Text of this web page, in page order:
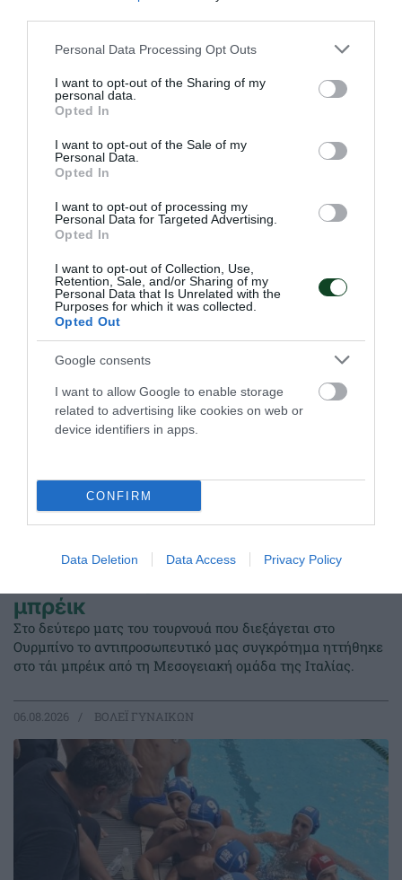
Please note that this website/app uses one or more Google
not limited to your visit or usage behaviour. You may click to
grant or deny consent to Google and its third-party tags to
use your data for below specified purposes in below Google
consent section.
Personal Data Processing Opt Outs
I want to opt-out of the Sharing of my
personal data.
Opted In
I want to opt-out of the Sale of my
Personal Data.
Opted In
I want to opt-out of processing my
Personal Data for Targeted Advertising.
Opted In
I want to opt-out of Collection, Use,
Retention, Sale, and/or Sharing of my
Personal Data that Is Unrelated with the
Purposes for which it was collected.
Opted Out
Google consents
I want to allow Google to enable storage
related to advertising like cookies on web or
device identifiers in apps.
CONFIRM
Data Deletion Data Access Privacy Policy
ΤΕΛΕΥΤΑΙΑ ΝΕΑ
μπρέικ
Στο δεύτερο ματς του τουρνουά που διεξάγεται στο
Ουρμπίνο το αντιπροσωπευτικό μας συγκρότημα ηττήθηκε
στο τάι μπρέικ από τη Μεσογειακή ομάδα της Ιταλίας.
06.08.2026 ΒΟΛΕΪ ΓΥΝΑΙΚΩΝ